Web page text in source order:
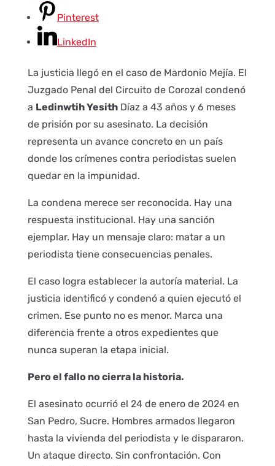
Pinterest
LinkedIn
La justicia llegó en el caso de Mardonio Mejía. El
Juzgado Penal del Circuito de Corozal condenó
a Ledinwtih YesithDíaz a 43 años y 6 meses
de prisión por su asesinato. La decisión
representa un avance concreto en un país
donde los crímenes contra periodistas suelen
quedar en la impunidad.
La condena merece ser reconocida. Hay una
respuesta institucional. Hay una sanción
ejemplar. Hay un mensaje claro: matar a un
periodista tiene consecuencias penales.
El caso logra establecer la autoría material. La
justicia identificó y condenó a quien ejecutó el
crimen. Ese punto no es menor. Marca una
diferencia frente a otros expedientes que
nunca superan la etapa inicial.
Pero el fallo no cierra la historia.
El asesinato ocurrió el 24 de enero de 2024 en
San Pedro, Sucre. Hombres armados llegaron
hasta la vivienda del periodista y le dispararon.
Un ataque directo. Sin confrontación. Con